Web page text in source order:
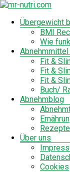
Zum
springen
mr-
nutri.com
Menü
Übergewicht
BMI
Wie
Fit &
Fit &
Fit &
Buch/
Abnehmblog
Über uns
Cookies